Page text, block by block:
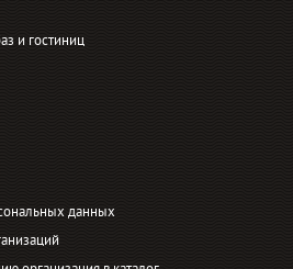
и гостиниц
данных